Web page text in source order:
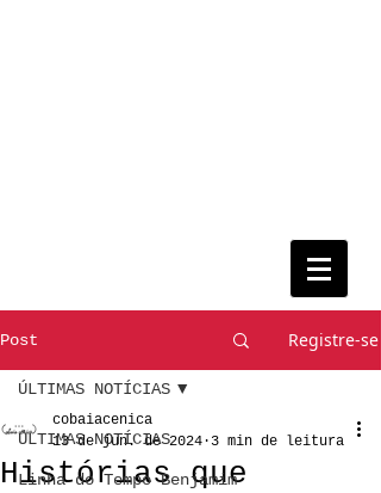
Post Registre-se
ÚLTIMAS NOTÍCIAS
Linha do Tempo Benjamim
ÚLTIMAS NOTÍCIAS
Histórias que
cobaiacenica
13 de jun. de 2024 3 min de leitura